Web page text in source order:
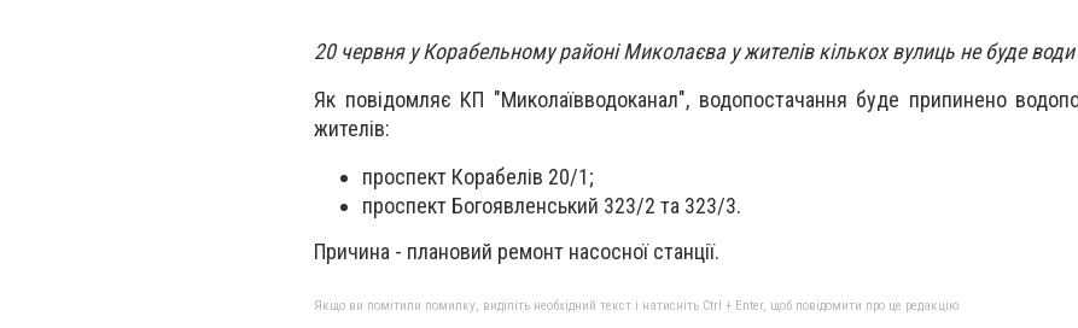
20 червня у Корабельному районі Миколаєва у жителів кількох вулиць не буде
Як повідомляє КП "Миколаївводоканал", водопостачання буде припинено
жителів:
проспект Корабелів 20/1;
проспект Богоявленський 323/2 та 323/3.
Причина - плановий ремонт насосної станції.
Якщо ви помітили помилку, виділіть необхідний текст і натисніть Ctrl + Enter, щоб повідомити про це редакцію